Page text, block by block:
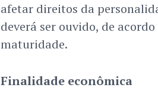
afetar direitos da
deverá ser ouvido, de
maturidade.
Finalidade econômica